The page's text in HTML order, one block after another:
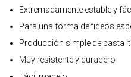
Extremadamente estable y
Para una forma de fideos
Producción simple de pasta
Muy resistente y duradero